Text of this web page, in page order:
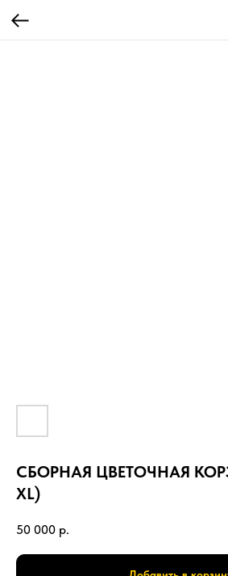
СБОРНАЯ ЦВЕТОЧНАЯ
XL)
50 000 р.